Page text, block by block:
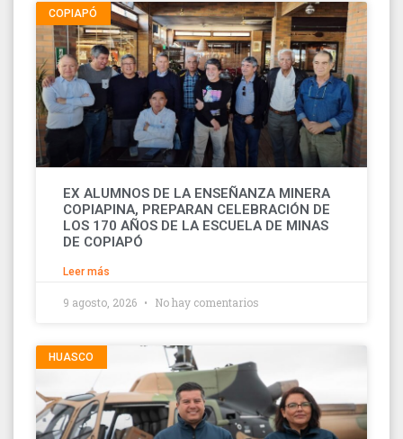
COPIAPÓ
EX ALUMNOS DE LA ENSEÑANZA MINERA
COPIAPINA, PREPARAN CELEBRACIÓN DE
LOS 170 AÑOS DE LA ESCUELA DE MINAS
DE COPIAPÓ
Leer más
9 agosto, 2026 No hay comentarios
HUASCO